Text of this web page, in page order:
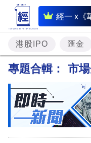
經一 x《
即
時
財
經
投
資
港股IPO 匯金
專題合輯： 市